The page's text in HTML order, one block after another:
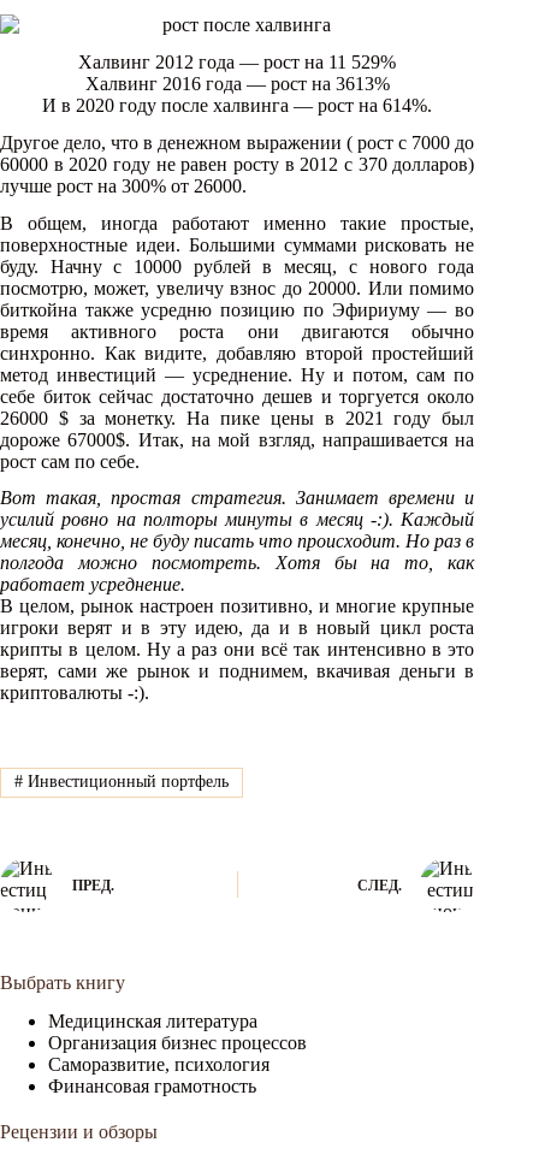
Халвинг 2012 года — рост на 11 529%
Халвинг 2016 года — рост на 3613%
И в 2020 году после халвинга — рост на 614%.
Другое дело, что в денежном выражении ( рост с 7000 до
60000 в 2020 году не равен росту в 2012 с 370 долларов)
лучше рост на 300% от 26000.
В общем, иногда работают именно такие простые,
поверхностные идеи. Большими суммами рисковать не
буду. Начну с 10000 рублей в месяц, с нового года
посмотрю, может, увеличу взнос до 20000. Или помимо
биткойна также усредню позицию по Эфириуму — во
время активного роста они двигаются обычно
синхронно. Как видите, добавляю второй простейший
метод инвестиций — усреднение. Ну и потом, сам по
себе биток сейчас достаточно дешев и торгуется около
26000 $ за монетку. На пике цены в 2021 году был
дороже 67000$. Итак, на мой взгляд, напрашивается на
рост сам по себе.
Вот такая, простая стратегия. Занимает времени и
усилий ровно на полторы минуты в месяц -:). Каждый
месяц, конечно, не буду писать что происходит. Но раз в
полгода можно посмотреть. Хотя бы на то, как
работает усреднение.
В целом, рынок настроен позитивно, и многие крупные
игроки верят и в эту идею, да и в новый цикл роста
крипты в целом. Ну а раз они всё так интенсивно в это
верят, сами же рынок и поднимем, вкачивая деньги в
криптовалюты -:).
#Инвестиционный портфель
ПРЕД. СЛЕД.
Выбрать книгу
Медицинская литература
Организация бизнес процессов
Саморазвитие, психология
Финансовая грамотность
Рецензии и обзоры